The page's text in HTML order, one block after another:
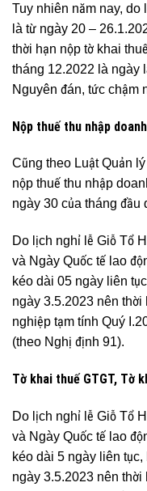
Tuy nhiên năm nay, do
là từ ngày 20 –
thời hạn nộp tờ khai
tháng 12.2022 là ngày
Nguyên đán, tức chậm
Nộp thuế thu nhập
Cũng theo Luật Quản
nộp thuế thu nhập
ngày 30 của tháng đầu
Do lịch nghỉ lễ Giỗ Tổ
và Ngày Quốc tế lao
kéo dài 05 ngày liên
ngày 3.5.2023 nên thời
nghiệp tạm tính Quý
(theo Nghị định 91).
Tờ khai thuế GTGT, Tờ
Do lịch nghỉ lễ Giỗ Tổ
và Ngày Quốc tế lao
kéo dài 5 ngày liên tục,
ngày 3.5.2023 nên thời